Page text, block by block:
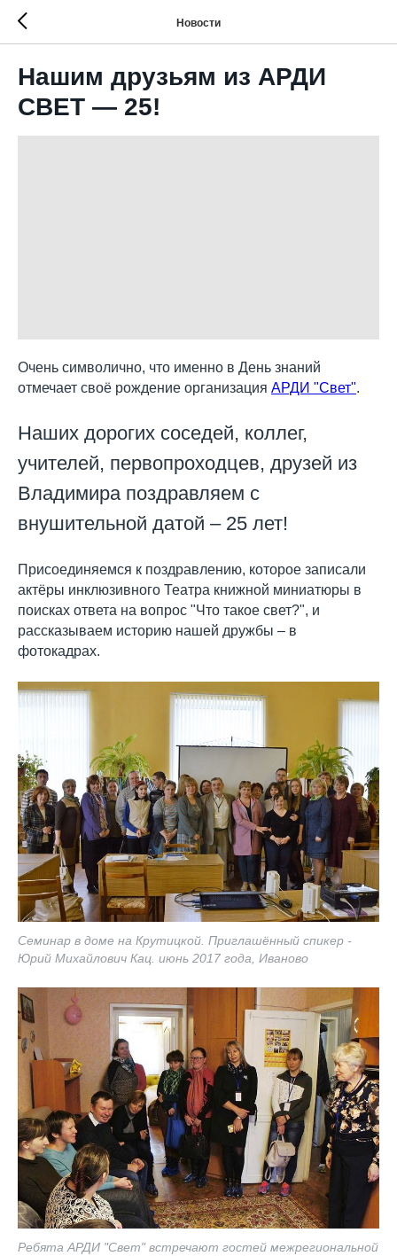
Новости
Нашим друзьям из АРДИ
СВЕТ — 25!
Очень символично, что именно в День знаний
отмечает своё рождение организация АРДИ "Свет".
Наших дорогих соседей, коллег,
учителей, первопроходцев, друзей из
Владимира поздравляем с
внушительной датой – 25 лет!
Присоединяемся к поздравлению, которое записали
актёры инклюзивного Театра книжной миниатюры в
поисках ответа на вопрос "Что такое свет?", и
рассказываем историю нашей дружбы – в
фотокадрах.
Семинар в доме на Крутицкой. Приглашённый спикер -
Юрий Михайлович Кац. июнь 2017 года, Иваново
Ребята АРДИ "Свет" встречают гостей межрегиональной